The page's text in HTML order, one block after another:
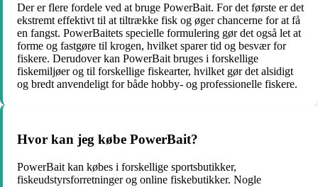
Der er flere fordele ved at bruge PowerBait. For det første er det
ekstremt effektivt til at tiltrække fisk og øger chancerne for at få
en fangst. PowerBaitets specielle formulering gør det også let at
forme og fastgøre til krogen, hvilket sparer tid og besvær for
fiskere. Derudover kan PowerBait bruges i forskellige
fiskemiljøer og til forskellige fiskearter, hvilket gør det alsidigt
og bredt anvendeligt for både hobby- og professionelle fiskere.
Hvor kan jeg købe PowerBait?
PowerBait kan købes i forskellige sportsbutikker,
fiskeudstyrsforretninger og online fiskebutikker. Nogle